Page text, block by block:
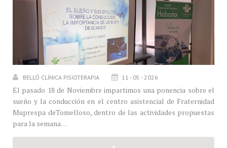
BELLÓ CLÍNICA FISIOTERAPIA 11 - 05 - 2026
El pasado 18 de Noviembre impartimos una ponencia sobre el
sueño y la conducción en el centro asistencial de Fraternidad
Muprespa deTomelloso, dentro de las actividades propuestas
para la semana…